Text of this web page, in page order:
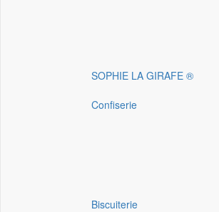
SOPHIE LA GIRAFE ®
Confiserie
Biscuiterie